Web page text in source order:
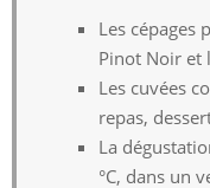
Les cépages
Pinot Noir et
Les cuvées
repas,
La
°C, dans un